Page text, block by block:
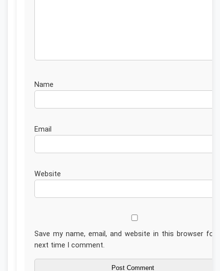
Website
Save my name, email, and website in this browser for
next time I comment.